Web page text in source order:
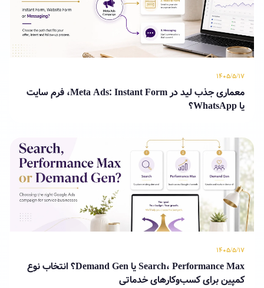
۱۴۰۵/۵/۱۷
معماری جذب لید در Meta Ads: Instant Form، فرم سایت
یا WhatsApp؟
۱۴۰۵/۵/۱۷
Search، Performance Max یا Demand Gen؟ انتخاب نوع
کمپین برای کسب‌وکارهای خدماتی